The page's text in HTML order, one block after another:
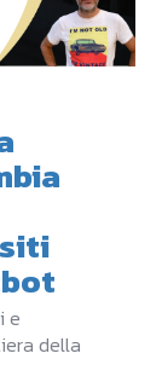
e
della